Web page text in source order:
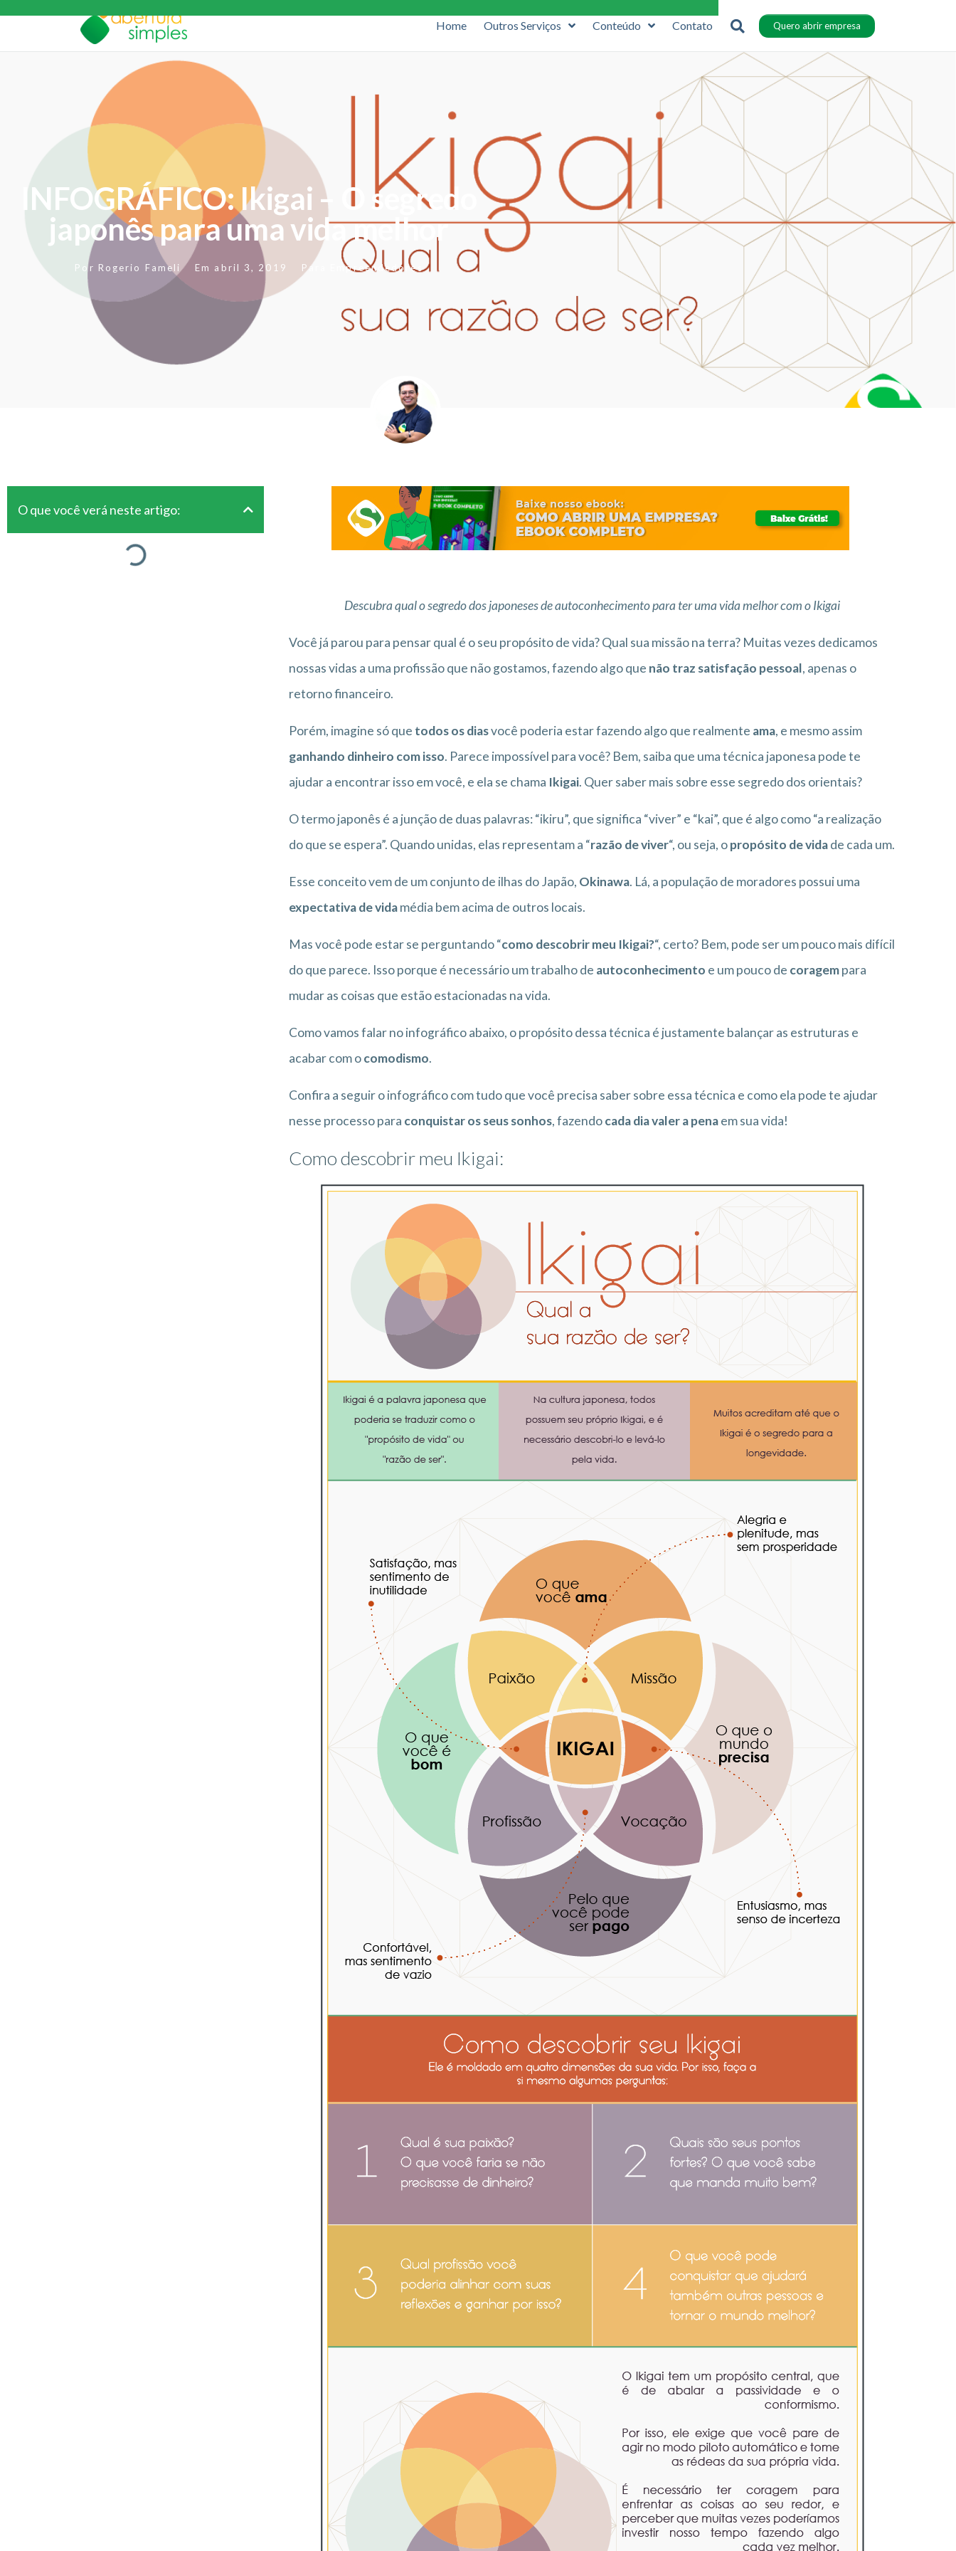
Home Outros Serviços Conteúdo Contato Quero abrir empresa
INFOGRÁFICO: Ikigai – O segredo
japonês para uma vida melhor
Por Rogerio Fameli Em abril 3, 2019 Para Empreendedores
O que você verá neste artigo:
Descubra qual o segredo dos japoneses de autoconhecimento para ter uma vida melhor com o Ikigai
Você já parou para pensar qual é o seu propósito de vida? Qual sua missão na terra? Muitas vezes dedicamos
nossas vidas a uma profissão que não gostamos, fazendo algo que não traz satisfação pessoal, apenas o
retorno financeiro.
Porém, imagine só que todos os diasvocê poderia estar fazendo algo que realmente ama, e mesmo assim
ganhando dinheiro com isso. Parece impossível para você? Bem, saiba que uma técnica japonesa pode te
ajudar a encontrar isso em você, e ela se chama Ikigai. Quer saber mais sobre esse segredo dos orientais?
O termo japonês é a junção de duas palavras: “ikiru”, que significa “viver” e “kai”, que é algo como “a realização
do que se espera”. Quando unidas, elas representam a “razão de viver“, ou seja, opropósito de vidade cada um.
Esse conceito vem de um conjunto de ilhas do Japão, Okinawa. Lá, a população de moradores possui uma
expectativa de vidamédia bem acima de outros locais.
Mas você pode estar se perguntando “como descobrir meu Ikigai?“, certo? Bem, pode ser um pouco mais difícil
do que parece. Isso porque é necessário um trabalho de autoconhecimento e um pouco de coragempara
mudar as coisas que estão estacionadas na vida.
Como vamos falar no infográfico abaixo, o propósito dessa técnica é justamente balançar as estruturas e
acabar com ocomodismo.
Confira a seguir o infográfico com tudo que você precisa saber sobre essa técnica e como ela pode te ajudar
nesse processo para conquistar os seus sonhos, fazendocada dia valer a penaem sua vida!
Como descobrir meu Ikigai: